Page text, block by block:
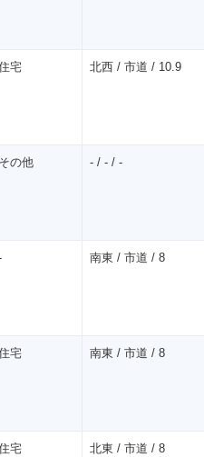
宅 北西 / 市道 / 10.9
その他 - / - / -
南東 / 市道 / 8
宅 南東 / 市道 / 8
宅 北東 / 市道 / 8